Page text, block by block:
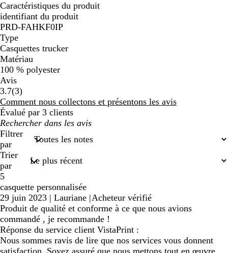
Caractéristiques du produit
identifiant du produit
PRD-FAHKF0IP
Type
Casquettes trucker
Matériau
100 % polyester
Avis
3.7(33
avis
)
Comment nous collectons et présentons les avis
Évalué par 3 clients
Mes
recherches
saisies
Filtrer
par
Trier
par
5
casquette personnalisée
29 juin 2023 | Lauriane |Acheteur vérifié
Produit de qualité et conforme à ce que nous avions
commandé , je recommande !
Réponse du service client VistaPrint :
Nous sommes ravis de lire que nos services vous donnent